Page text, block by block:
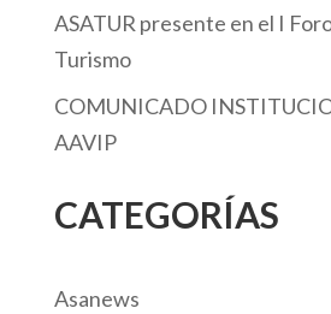
ASATUR presente en el I
Turismo
COMUNICADO
AAVIP
CATEGORÍAS
Asanews